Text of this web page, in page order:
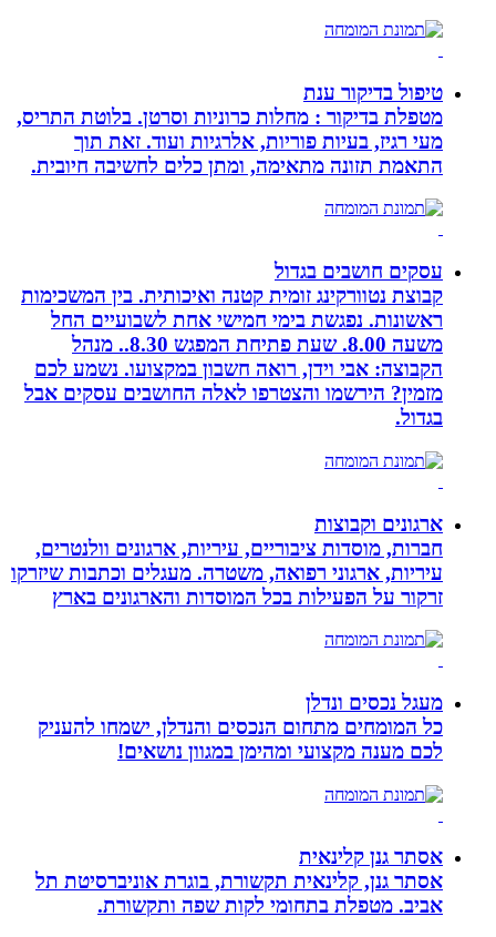
טיפול בדיקור ענת
מטפלת בדיקור : מחלות כרוניות וסרטן. בלוטת התריס,
מעי רגיז, בעיות פוריות, אלרגיות ועוד. זאת תוך
התאמת תזונה מתאימה, ומתן כלים לחשיבה חיובית.
עסקים חושבים בגדול
קבוצת נטוורקינג זומית קטנה ואיכותית. בין המשכימות
ראשונות. נפגשת בימי חמישי אחת לשבועיים החל
משעה 8.00. שעת פתיחת המפגש 8.30.. מנהל
הקבוצה: אבי וידן, רואה חשבון במקצועו. נשמע לכם
מזמין? הירשמו והצטרפו לאלה החושבים עסקים אבל
בגדול.
ארגונים וקבוצות
חברות, מוסדות ציבוריים, עיריות, ארגונים וולנטרים,
עיריות, ארגוני רפואה, משטרה. מעגלים וכתבות שיזרקו
זרקור על הפעילות בכל המוסדות והארגונים בארץ
מעגל נכסים ונדלן
כל המומחים מתחום הנכסים והנדלן, ישמחו להעניק
לכם מענה מקצועי ומהימן במגוון נושאים!
אסתר גנן קלינאית
אסתר גנן, קלינאית תקשורת, בוגרת אוניברסיטת תל
אביב. מטפלת בתחומי לקות שפה ותקשורת.